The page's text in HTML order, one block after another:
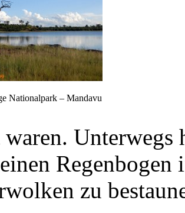
Nationalpark – Mandavu
Unterwegs
zu